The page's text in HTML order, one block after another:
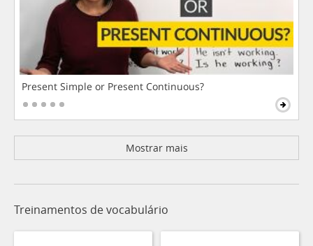
Present Simple or Present Continuous?
Mostrar mais
Treinamentos de vocabulário